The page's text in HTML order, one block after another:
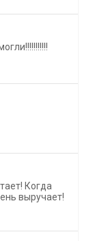
Когда
выручает!